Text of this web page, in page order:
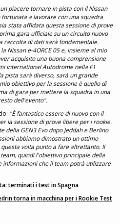
un piacere tornare in pista con il Nissan
a lavorare con una squadra
stata affidata questa sessione di prove
gara ufficiale su un circuito nuovo
raccolta di dati sarà fondamentale.
Nissan e-4ORCE 05 e, insieme al mio
acquisito una buona comprensione
International Autodrome nella F1
pista sarà diverso, sarà un grande
obiettivo per la sessione è quello di
di gara per mettere la squadra in una
dell'evento".
"È fantastico essere di nuovo con il
la sessione di prove libere per i rookie.
della GEN3 Evo dopo Jeddah e Berlino
abbiamo dimostrato un ottimo
volta punto a fare altrettanto. Il
quindi l'obiettivo principale della
informazioni che il team potrà utilizzare
terminati i test in Spagna
torna in macchina per i Rookie Test